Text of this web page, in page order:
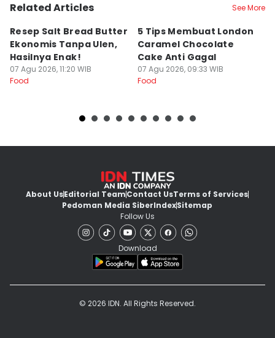
Related Articles See More
Resep Salt Bread Butter
Ekonomis Tanpa Ulen,
Hasilnya Enak!
07 Agu 2026, 11:20 WIB
Food
5 Tips Membuat London
Caramel Chocolate
Cake Anti Gagal
07 Agu 2026, 09:33 WIB
Food
About UsEditorial TeamContact UsTerms of Services
Pedoman Media SiberIndexSitemap
Follow Us
Download
© 2026 IDN. All Rights Reserved.